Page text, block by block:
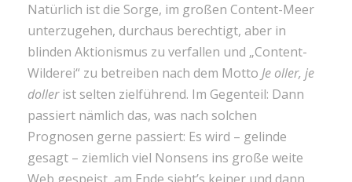
Natürlich ist die Sorge, im großen Content-Meer
unterzugehen, durchaus berechtigt, aber in
blinden Aktionismus zu verfallen und „Content-
Wilderei“ zu betreiben nach dem Motto Je oller, je
dollerist selten zielführend. Im Gegenteil: Dann
passiert nämlich das, was nach solchen
Prognosen gerne passiert: Es wird – gelinde
gesagt – ziemlich viel Nonsens ins große weite